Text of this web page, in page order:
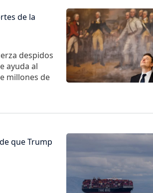
de la
despidos
ayuda al
millones de
Imagen
que Trump
Imagen